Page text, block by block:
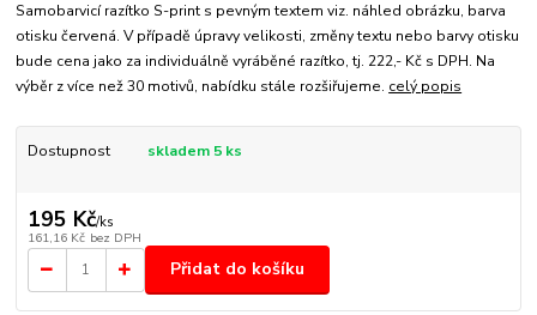
Samobarvicí razítko S-print s pevným textem viz. náhled obrázku, barva
otisku červená. V případě úpravy velikosti, změny textu nebo barvy otisku
bude cena jako za individuálně vyráběné razítko, tj. 222,- Kč s DPH. Na
výběr z více než 30 motivů, nabídku stále rozšiřujeme. celý popis
Dostupnost skladem 5 ks
195 Kč/ks
161,16 Kč bez DPH
Přidat do košíku